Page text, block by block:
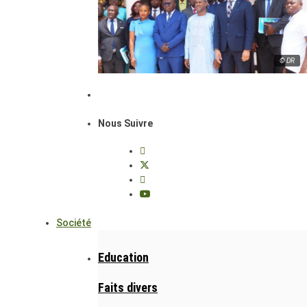
© DR
Nous Suivre
Société
Education
Faits divers